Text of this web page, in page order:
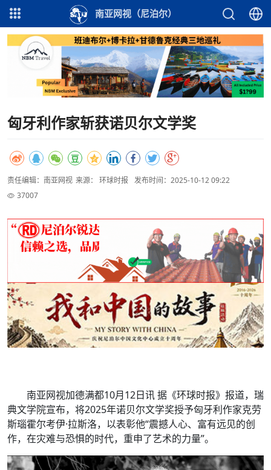
南亚网视（尼泊尔）
匈牙利作家斩获诺贝尔文学奖
责任编辑：南亚网视 来源： 环球时报
发布时间：2025-10-12 09:22
37007
南亚网视加德满都10月12日讯 据《环球时报》报道，瑞
典文学院宣布，将2025年诺贝尔文学奖授予匈牙利作家克劳
斯瑙霍尔考伊·拉斯洛，以表彰他“震撼人心、富有远见的创
作，在灾难与恐惧的时代，重申了艺术的力量”。